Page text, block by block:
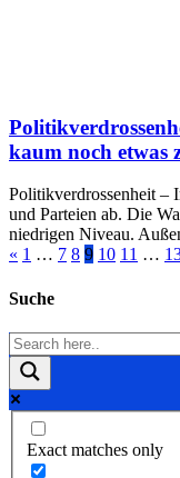
kaum noch etwas
Politikverdrossenheit –
und Parteien ab. Die
niedrigen Niveau.
« 1 … 7 8 9 10 11 …
Suche
Exact matches only